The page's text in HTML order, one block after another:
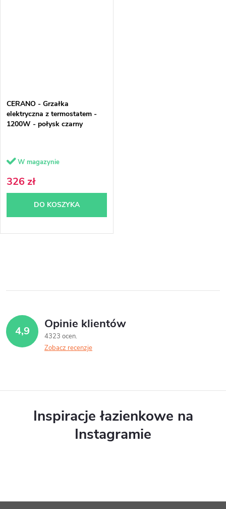
CERANO - Grzałka
elektryczna z termostatem -
1200W - połysk czarny
W magazynie
326 zł
DO KOSZYKA
t
r
k
y
4,9 Opinie klientów
4323 ocen
Zobacz recenzje
Inspiracje łazienkowe na
Instagramie